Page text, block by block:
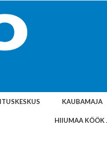
KAUBAMAJA
HIIUMAA KÖÖK